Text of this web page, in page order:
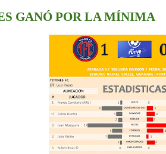
GANÓ POR LA MÍNIMA